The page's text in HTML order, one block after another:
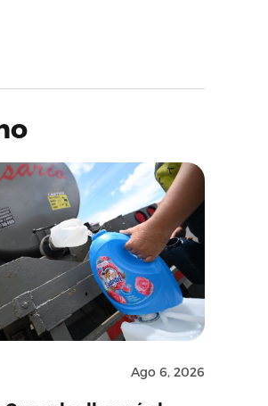
Ago 6, 2026